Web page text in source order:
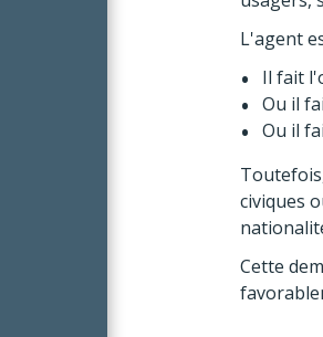
L'agent
Il fait
Ou il
Ou il
civiques
Cette